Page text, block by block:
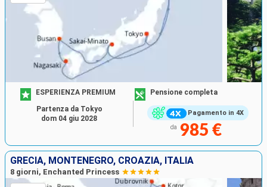
Pagamento in 4X
ESPERIENZA PREMIUM Pensione completa
da 985 €
Partenza da Tokyo
dom 04 giu 2028
GRECIA, MONTENEGRO, CROAZIA, ITALIA
8 giorni, Enchanted Princess